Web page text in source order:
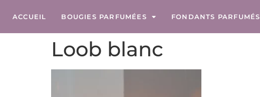
ACCUEIL BOUGIES PARFUMÉES FONDANTS PARFUMÉS
Loob blanc